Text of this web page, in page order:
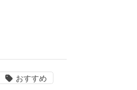
おすすめ